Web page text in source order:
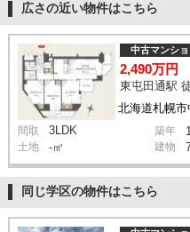
広さの近い物件はこちら
中古マンシ
2,490万円
間取 3LDK 築年
土地 -㎡ 建物
同じ学区の物件はこちら